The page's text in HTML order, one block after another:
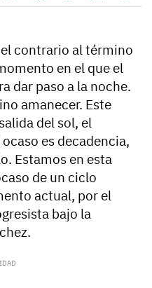
contrario al término
en el que el
dar paso a la noche.
amanecer. Este
del sol, el
es decadencia,
Estamos en esta
de un ciclo
actual, por el
bajo la